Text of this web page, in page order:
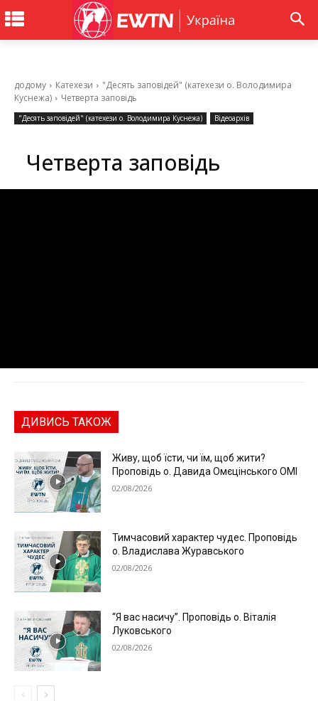
додому Катехези
"Десять заповідей" (катехези о. Володимира
Куснежа)
Четверта заповідь
"Десять заповідей" (катехези о. Володимира Куснежа) Відеоархів
Четверта заповідь
ДИВИСЬ ТАКОЖ
Живу, щоб їсти, чи їм, щоб жити?
Проповідь о. Давида Омєцінського ОМІ
02/08/2026
Тимчасовий характер чудес. Проповідь
о. Владислава Журавського
02/08/2026
“Я вас насичу”. Проповідь о. Віталія
Луковського
02/08/2026